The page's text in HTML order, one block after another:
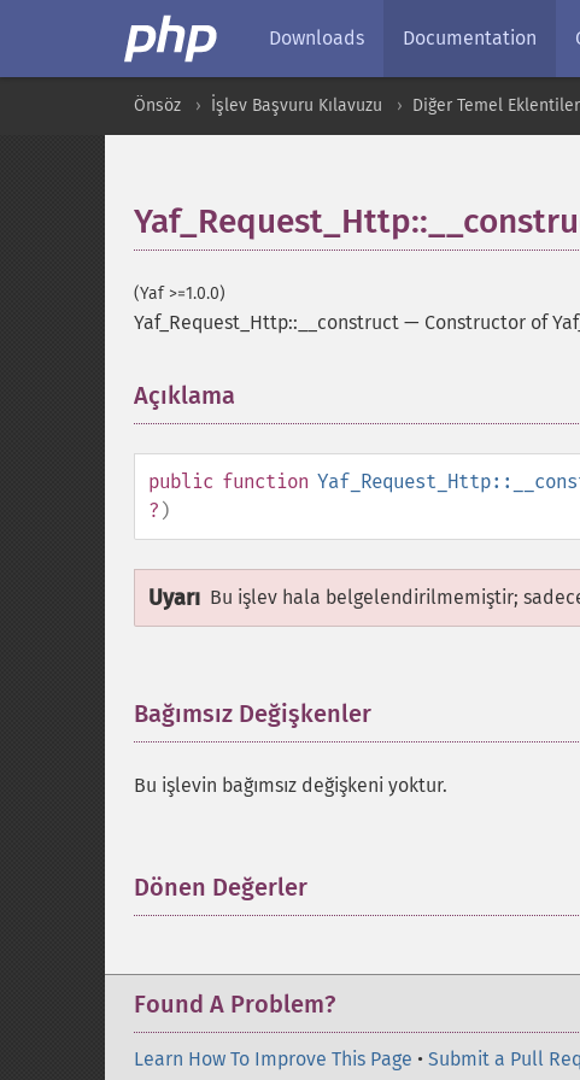
Downloads Documentation
Önsöz İşlev Başvuru Kılavuzu Diğer Temel Eklentiler
(Yaf >=1.0.0)
Yaf_Request_Http::__construct — Constructor of
Açıklama
public function
? )
Uyarı Bu işlev hala belgelendirilmemiştir;
Bağımsız Değişkenler
Bu işlevin bağımsız değişkeni yoktur.
Dönen Değerler
Found A Problem?
Learn How To Improve This Page • Submit a Pull